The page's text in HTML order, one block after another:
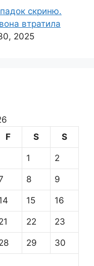
скриню.
втратила
2025
F S S
1 2
8 9
15 16
22 23
29 30